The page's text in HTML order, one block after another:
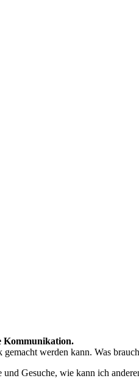
Kommunikation.
werden kann. Was
Gesuche, wie kann ich